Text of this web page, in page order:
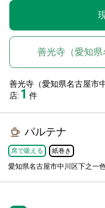
善光寺（愛知
善光寺（愛知県名古屋市
店: 1 件
パルテナ
席で吸える 紙巻き
愛知県名古屋市中川区下之一